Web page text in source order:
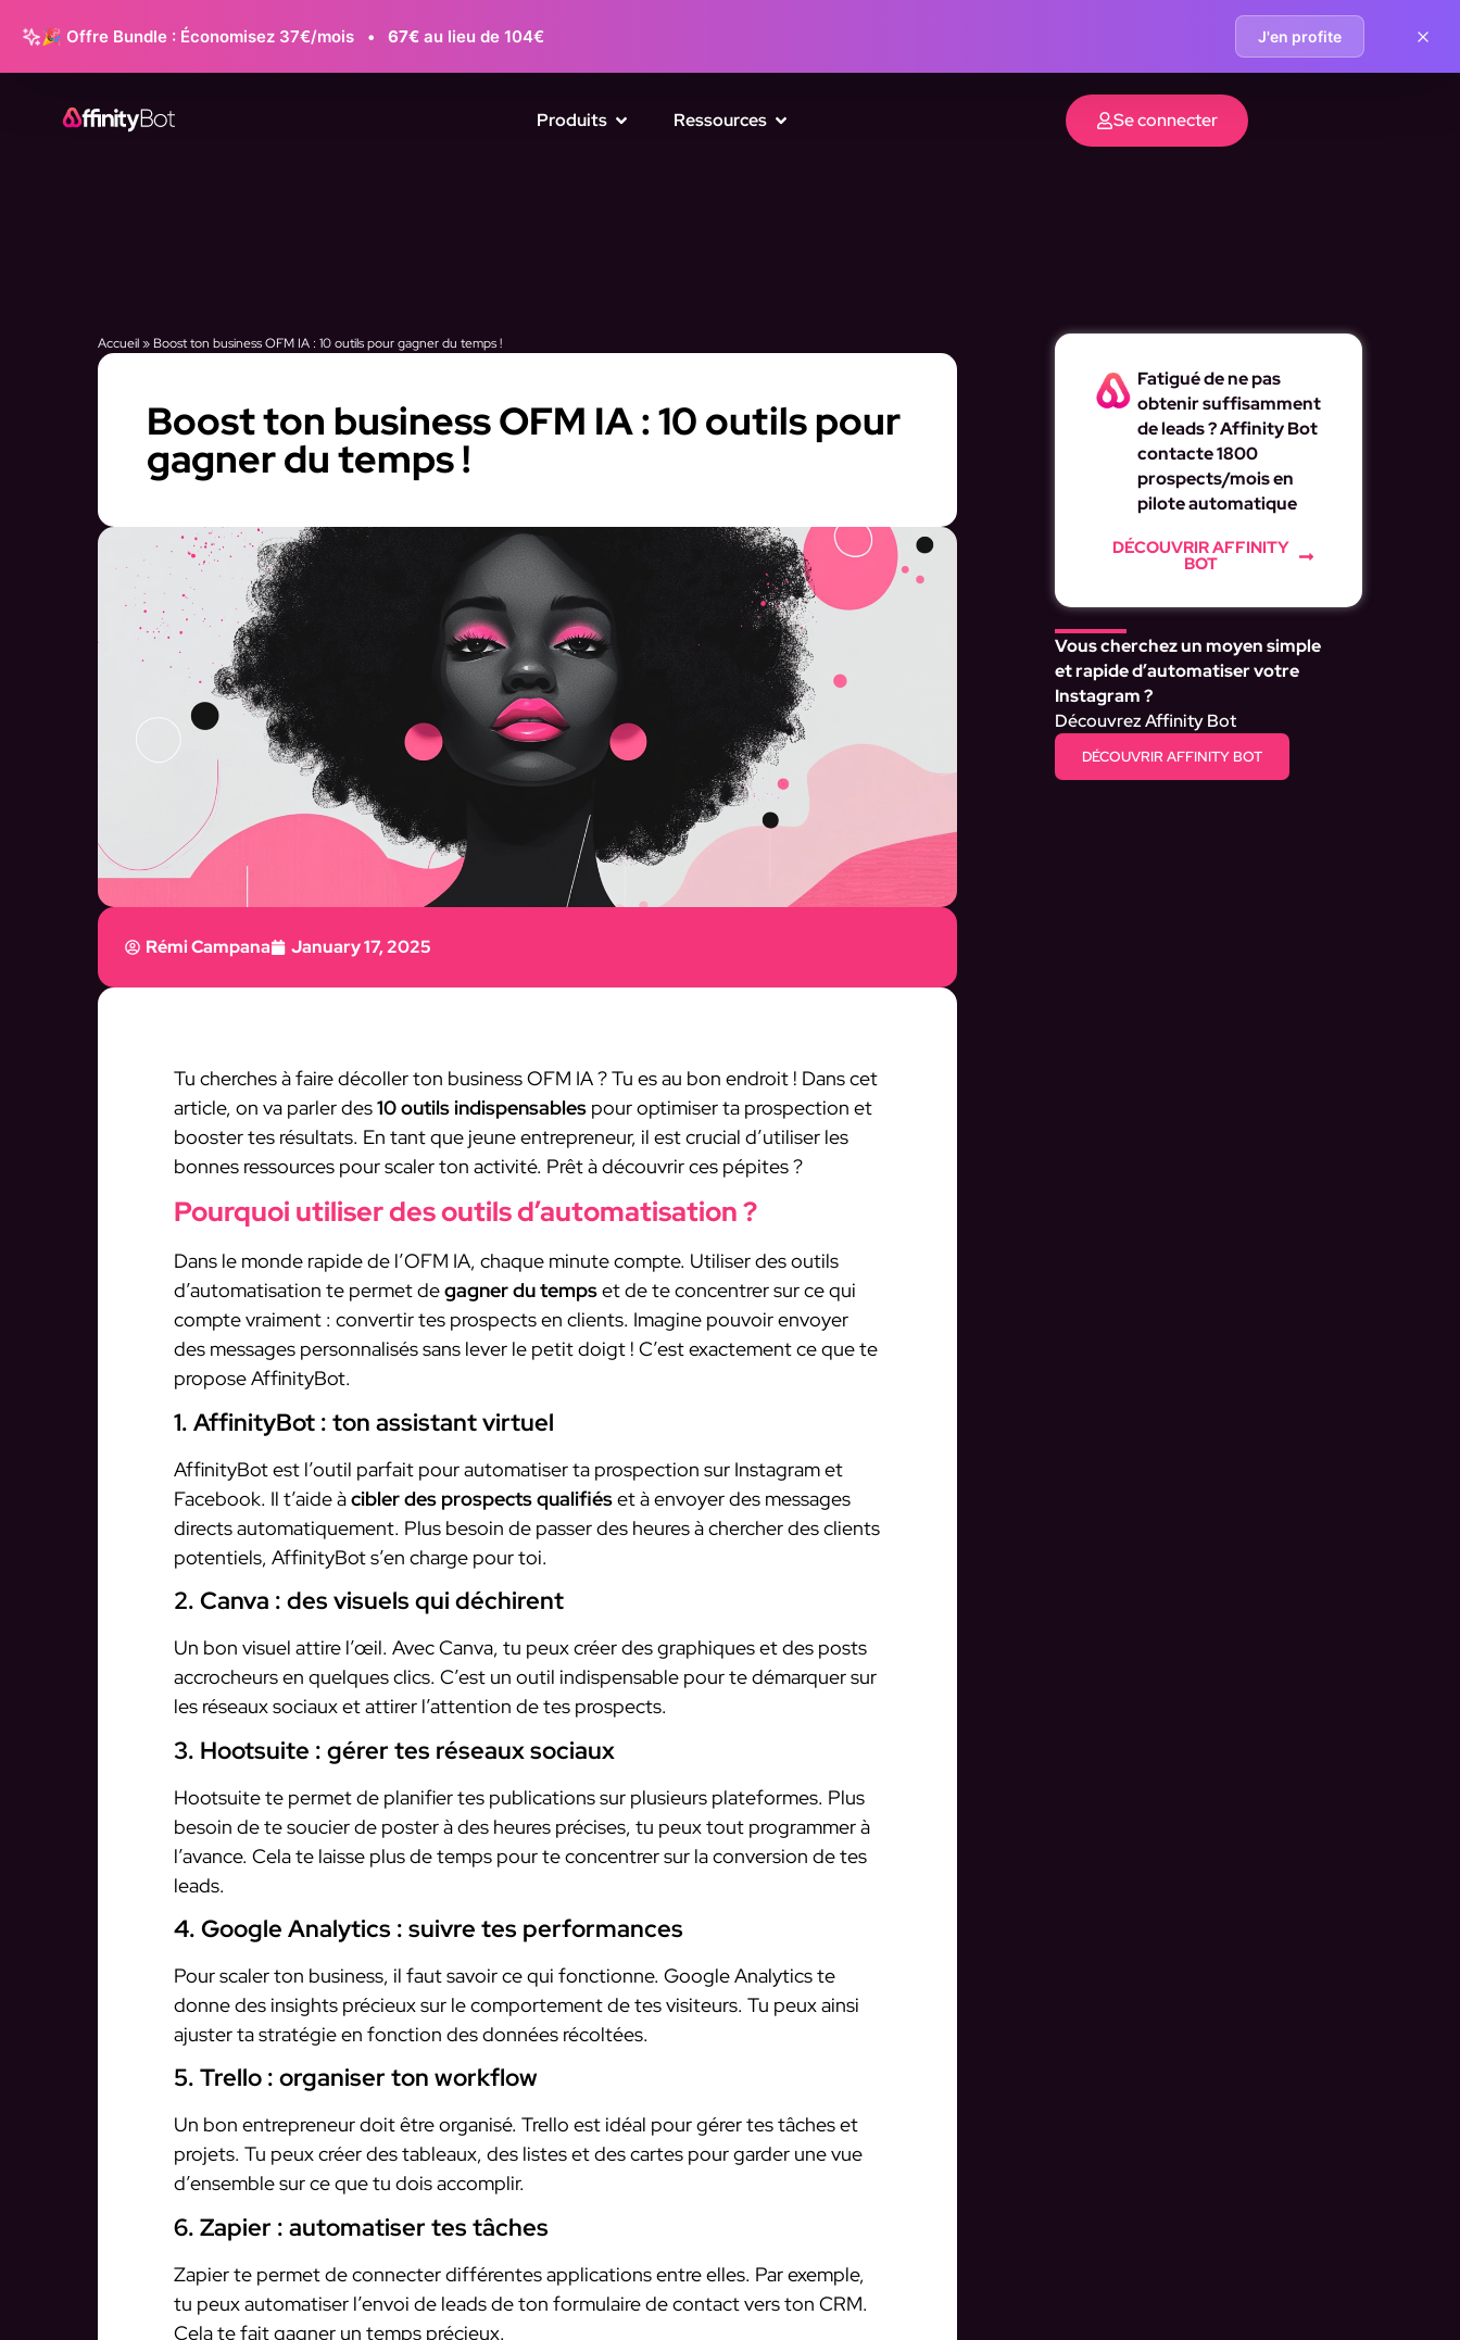
Produits Ressources Se connecter
🎉 Offre Bundle : Économisez 37€/mois • 67€ au lieu de 104€ J'en profite
Accueil» Boost ton business OFM IA : 10 outils pour gagner du temps !
Boost ton business OFM IA : 10 outils pour
gagner du temps !
Rémi Campana January 17, 2025
Tu cherches à faire décoller ton business OFM IA ? Tu es au bon endroit ! Dans cet
article, on va parler des10 outils indispensables pour optimiser ta prospection et
booster tes résultats. En tant que jeune entrepreneur, il est crucial d’utiliser les
bonnes ressources pour scaler ton activité. Prêt à découvrir ces pépites ?
Pourquoi utiliser des outils d’automatisation ?
Dans le monde rapide de l’OFM IA, chaque minute compte. Utiliser des outils
d’automatisation te permet degagner du tempset de te concentrer sur ce qui
compte vraiment : convertir tes prospects en clients. Imagine pouvoir envoyer
des messages personnalisés sans lever le petit doigt ! C’est exactement ce que te
propose AffinityBot.
1. AffinityBot : ton assistant virtuel
AffinityBot est l’outil parfait pour automatiser ta prospection sur Instagram et
Facebook. Il t’aide àcibler des prospects qualifiéset à envoyer des messages
directs automatiquement. Plus besoin de passer des heures à chercher des clients
potentiels, AffinityBot s’en charge pour toi.
2. Canva : des visuels qui déchirent
Un bon visuel attire l’œil. Avec Canva, tu peux créer des graphiques et des posts
accrocheurs en quelques clics. C’est un outil indispensable pour te démarquer sur
les réseaux sociaux et attirer l’attention de tes prospects.
3. Hootsuite : gérer tes réseaux sociaux
Hootsuite te permet de planifier tes publications sur plusieurs plateformes. Plus
besoin de te soucier de poster à des heures précises, tu peux tout programmer à
l’avance. Cela te laisse plus de temps pour te concentrer sur la conversion de tes
leads.
4. Google Analytics : suivre tes performances
Pour scaler ton business, il faut savoir ce qui fonctionne. Google Analytics te
donne des insights précieux sur le comportement de tes visiteurs. Tu peux ainsi
ajuster ta stratégie en fonction des données récoltées.
5. Trello : organiser ton workflow
Un bon entrepreneur doit être organisé. Trello est idéal pour gérer tes tâches et
projets. Tu peux créer des tableaux, des listes et des cartes pour garder une vue
d’ensemble sur ce que tu dois accomplir.
6. Zapier : automatiser tes tâches
Zapier te permet de connecter différentes applications entre elles. Par exemple,
tu peux automatiser l’envoi de leads de ton formulaire de contact vers ton CRM.
Cela te fait gagner un temps précieux.
Fatigué de ne pas
obtenir suffisamment
de leads ? Affinity Bot
contacte 1800
prospects/mois en
pilote automatique
DÉCOUVRIR AFFINITY
BOT
Vous cherchez un moyen simple
et rapide d’automatiser votre
Instagram ?
Découvrez Affinity Bot
DÉCOUVRIR AFFINITY BOT